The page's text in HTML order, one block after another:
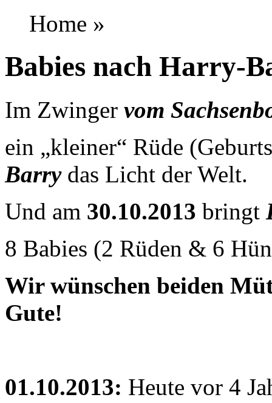
Home »
Babies nach Harry-
Im Zwinger vom
ein „kleiner“ Rüde
Barrydas Licht der Welt.
Und am 30.10.2013 bringt
8 Babies (2 Rüden & 6
Wir wünschen beiden
Gute!
01.10.2013: Heute vor 4